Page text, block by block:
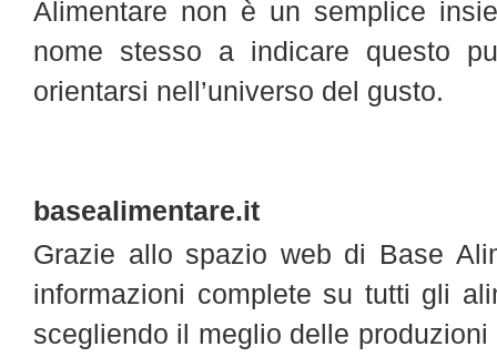
Alimentare non è un semplice
nome stesso a indicare questo
orientarsi nell’universo del gusto.
basealimentare.it
Grazie allo spazio web di Base
informazioni complete su tutti gli
scegliendo il meglio delle